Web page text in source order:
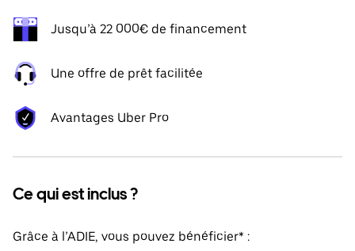
Jusqu’à 22 000€ de financement
Une offre de prêt facilitée
Avantages Uber Pro
Ce qui est inclus ?
Grâce à l’ADIE, vous pouvez bénéficier* :